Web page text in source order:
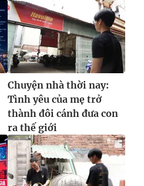
Chuyện nhà thời nay:
Tình yêu của mẹ trở
thành đôi cánh đưa con
ra thế giới